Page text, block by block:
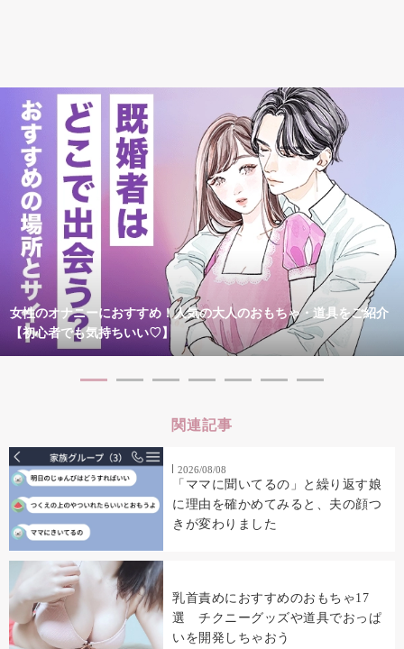
女性のオナニーにおすすめ！人気の大人のおもちゃ・道具をご紹介
【初心者でも気持ちいい♡】
関連記事
2026/08/08
「ママに聞いてるの」と繰り返す娘
に理由を確かめてみると、夫の顔つ
きが変わりました
乳首責めにおすすめのおもちゃ17
選 チクニーグッズや道具でおっぱ
いを開発しちゃおう